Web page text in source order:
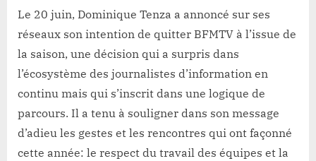
Le 20 juin, Dominique Tenza a annoncé sur ses
réseaux son intention de quitter BFMTV à l’issue de
la saison, une décision qui a surpris dans
l’écosystème des journalistes d’information en
continu mais qui s’inscrit dans une logique de
parcours. Il a tenu à souligner dans son message
d’adieu les gestes et les rencontres qui ont façonné
cette année: le respect du travail des équipes et la